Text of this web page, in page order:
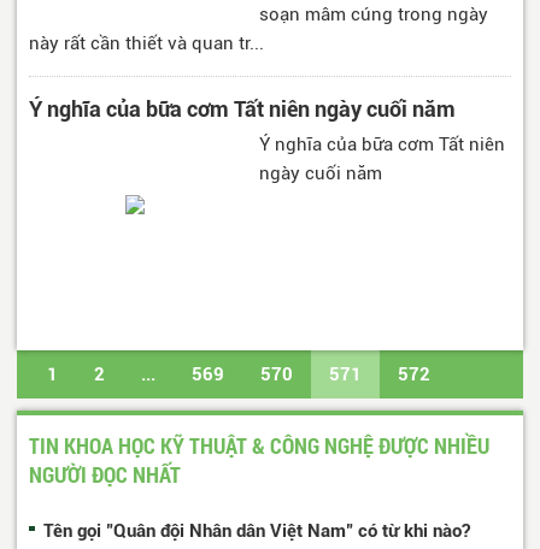
soạn mâm cúng trong ngày
này rất cần thiết và quan tr...
Ý nghĩa của bữa cơm Tất niên ngày cuối năm
Ý nghĩa của bữa cơm Tất niên
ngày cuối năm
1 2 ... 569 570 571 572
573 ... 617 618 Trang cuối
TIN KHOA HỌC KỸ THUẬT & CÔNG NGHỆ ĐƯỢC NHIỀU
NGƯỜI ĐỌC NHẤT
Tên gọi "Quân đội Nhân dân Việt Nam" có từ khi nào?